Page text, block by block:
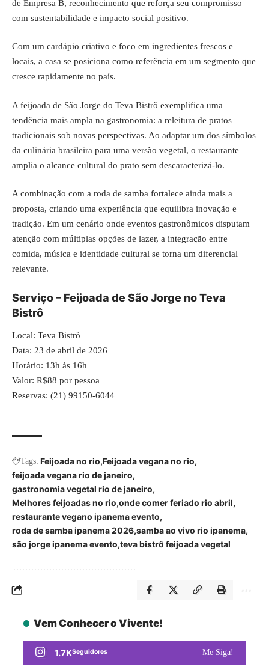
de Empresa B, reconhecimento que reforça seu compromisso
com sustentabilidade e impacto social positivo.
Com um cardápio criativo e foco em ingredientes frescos e
locais, a casa se posiciona como referência em um segmento que
cresce rapidamente no país.
A feijoada de São Jorge do Teva Bistrô exemplifica uma
tendência mais ampla na gastronomia: a releitura de pratos
tradicionais sob novas perspectivas. Ao adaptar um dos símbolos
da culinária brasileira para uma versão vegetal, o restaurante
amplia o alcance cultural do prato sem descaracterizá-lo.
A combinação com a roda de samba fortalece ainda mais a
proposta, criando uma experiência que equilibra inovação e
tradição. Em um cenário onde eventos gastronômicos disputam
atenção com múltiplas opções de lazer, a integração entre
comida, música e identidade cultural se torna um diferencial
relevante.
Serviço – Feijoada de São Jorge no Teva
Bistrô
Local: Teva Bistrô
Data: 23 de abril de 2026
Horário: 13h às 16h
Valor: R$88 por pessoa
Reservas: (21) 99150-6044
Tags: Feijoada no rio Feijoada vegana no rio
feijoada vegana rio de janeiro
gastronomia vegetal rio de janeiro
Melhores feijoadas no rio onde comer feriado rio abril
restaurante vegano ipanema evento
roda de samba ipanema 2026 samba ao vivo rio ipanema
são jorge ipanema evento teva bistrô feijoada vegetal
Vem Conhecer o Vivente!
1.7KSeguidores Me Siga!